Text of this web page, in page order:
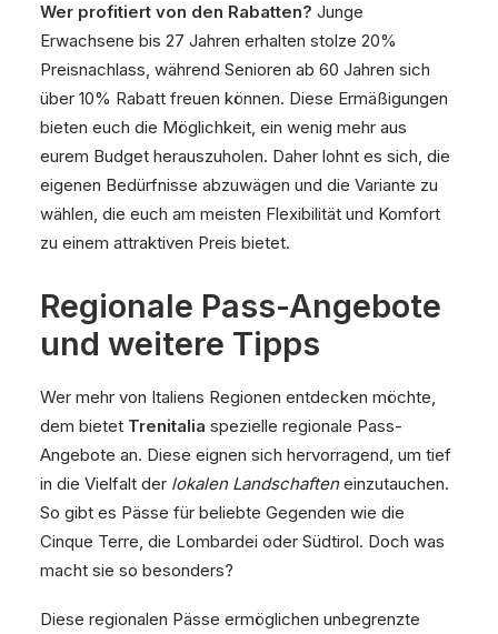
Wer profitiert von den Rabatten? Junge
Erwachsene bis 27 Jahren erhalten stolze 20%
Preisnachlass, während Senioren ab 60 Jahren sich
über 10% Rabatt freuen können. Diese Ermäßigungen
bieten euch die Möglichkeit, ein wenig mehr aus
eurem Budget herauszuholen. Daher lohnt es sich, die
eigenen Bedürfnisse abzuwägen und die Variante zu
wählen, die euch am meisten Flexibilität und Komfort
zu einem attraktiven Preis bietet.
Regionale Pass-Angebote
und weitere Tipps
Wer mehr von Italiens Regionen entdecken möchte,
dem bietet Trenitalia spezielle regionale Pass-
Angebote an. Diese eignen sich hervorragend, um tief
in die Vielfalt der lokalen Landschafteneinzutauchen.
So gibt es Pässe für beliebte Gegenden wie die
Cinque Terre, die Lombardei oder Südtirol. Doch was
macht sie so besonders?
Diese regionalen Pässe ermöglichen unbegrenzte